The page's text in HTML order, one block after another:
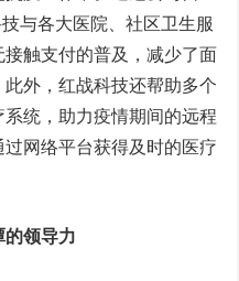
与各大医院、社区卫生服
触支付的普及，减少了面
外，红战科技还帮助多个
统，助力疫情期间的远程
网络平台获得及时的医疗
的领导力